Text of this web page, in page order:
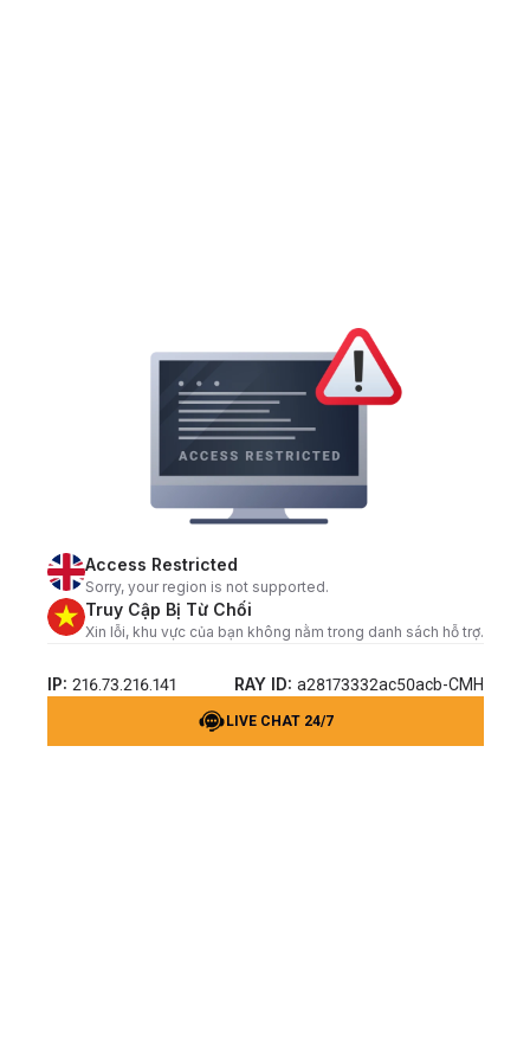
Access Restricted
Sorry, your region is not supported.
Truy Cập Bị Từ Chối
Xin lỗi, khu vực của bạn không nằm trong danh sách hỗ trợ.
IP: 216.73.216.141 RAY ID: a28173332ac50acb-CMH
LIVE CHAT 24/7